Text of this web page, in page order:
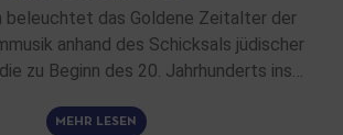
beleuchtet das Goldene Zeitalter der
anhand des Schicksals jüdischer
zu Beginn des 20. Jahrhunderts ins…
MEHR LESEN